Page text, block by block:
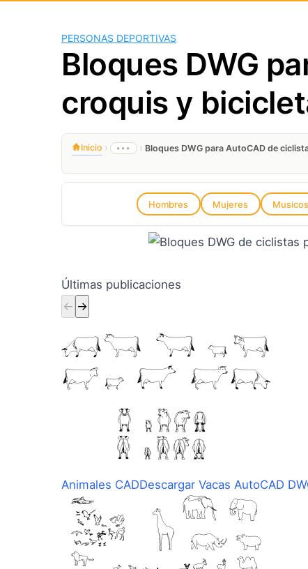
PERSONAS DEPORTIVAS
Bloques DWG
croquis y
Inicio › ••• › Bloques DWG para AutoCAD de
Hombres Mujeres Musicos
Últimas publicaciones
← →
Animales CADDescargar Vacas AutoCAD